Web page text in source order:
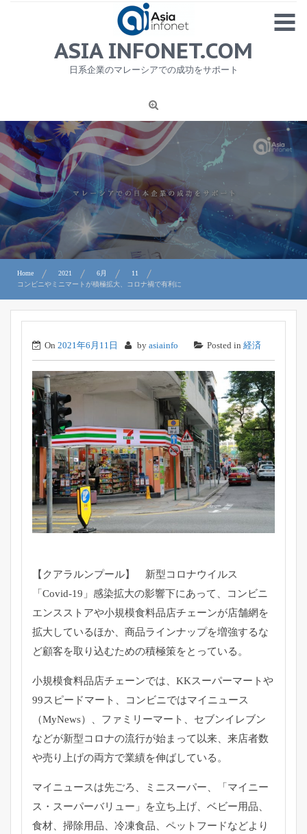
MENU
1
ニュース
労務サービス
プライバシーポリシー及び著作権について
お問合せ
ASIA INFONET.COM
日系企業のマレーシアでの成功をサポート
Home 2021 6月
11
コンビニやミニマートが積極拡大、コロナ禍で有利に
On 2021年6月11日 by asiainfo Posted in 経済
【クアラルンプール】 新型コロナウイルス
「Covid-19」 感染拡大の影響下にあって、
コンビニ
エンスストアや小規模食料品店チェーンが店舗網を
拡大しているほか、 商品ラインナップを増強するな
ど顧客を取り込むための積極策をと っている。
小規模食料品店チェーンでは、 KKスーパーマートや
99スピードマート、
コンビニではマイニュース
（MyNews）、ファミリーマート、 セブンイレブン
などが新型コロナの流行が始まって以来、 来店者数
や売り上げの両方で業績を伸ばしている。
マイニュースは先ごろ、ミニスーパー、「マイニー
ス・ スーパーバリュー」を立ち上げ、ベビー用品、
食材、掃除用品、 冷凍食品、ペットフードなどより